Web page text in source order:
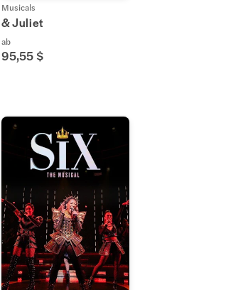
Musicals
& Juliet
ab
95,55 $